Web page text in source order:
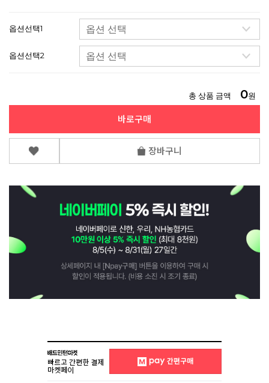
옵션선택1
옵션선택2
총 상품 금액 0원
바로구매
장바구니